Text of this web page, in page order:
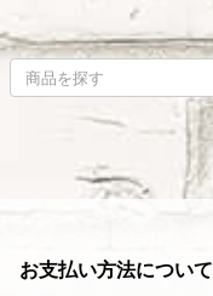
お支払い方法について